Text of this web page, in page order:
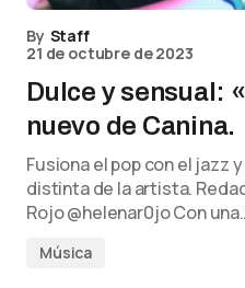
By Staff
21 de octubre de 2023
Dulce y sensual:
nuevo de Canina.
Fusiona el pop con el jazz
distinta de la artista.
Rojo @helenar0jo Con
Música